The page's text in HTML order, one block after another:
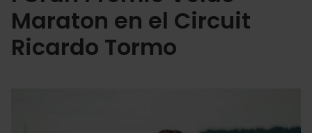
Maraton en el Circuit
Ricardo Tormo